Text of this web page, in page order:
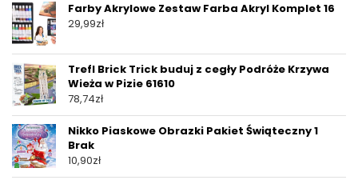
Farby Akrylowe Zestaw Farba Akryl Komplet 16
29,99zł
Trefl Brick Trick buduj z cegły Podróże Krzywa
Wieża w Pizie 61610
78,74zł
Nikko Piaskowe Obrazki Pakiet Świąteczny 1
Brak
10,90zł